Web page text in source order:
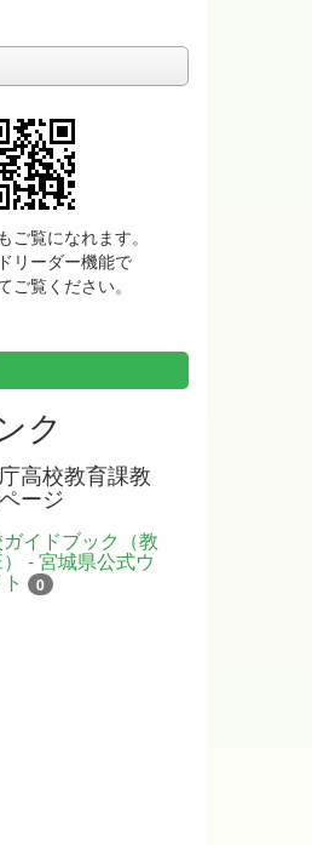
ご覧になれます。
リーダー機能で
ご覧ください。
ク
高校教育課教
ージ
イドブック（教
- 宮城県公式ウ
0